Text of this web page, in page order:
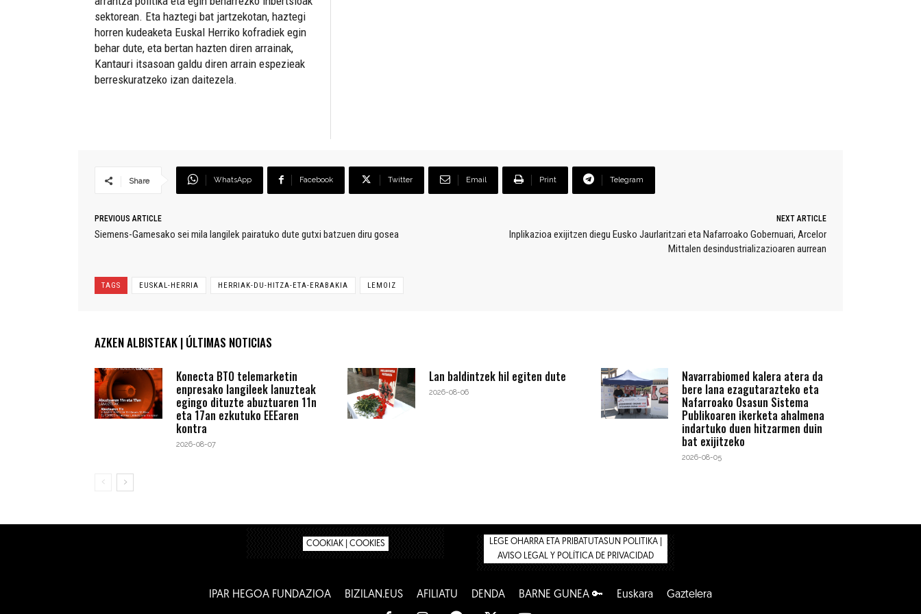
sektorean. Eta haztegi bat jartzekotan, haztegi
horren kudeaketa Euskal Herriko kofradiek egin
behar dute, eta bertan hazten diren arrainak,
Kantauri itsasoan galdu diren arrain espezieak
berreskuratzeko izan daitezela.
Share WhatsApp Facebook Twitter Email Print Telegram
PREVIOUS ARTICLE
Siemens-Gamesako sei mila langilek pairatuko dute gutxi batzuen diru gosea
NEXT ARTICLE
Inplikazioa exijitzen diegu Eusko Jaurlaritzari eta Nafarroako Gobernuari, Arcelor
Mittalen desindustrializazioaren aurrean
TAGS EUSKAL-HERRIA HERRIAK-DU-HITZA-ETA-ERABAKIA LEMOIZ
AZKEN ALBISTEAK | ÚLTIMAS NOTICIAS
Konecta BTO telemarketin
enpresako langileek lanuzteak
egingo dituzte abuztuaren 11n
eta 17an ezkutuko EEEaren
kontra
2026-08-07
Lan baldintzek hil egiten dute
2026-08-06
Navarrabiomed kalera atera da
bere lana ezagutarazteko eta
Nafarroako Osasun Sistema
Publikoaren ikerketa ahalmena
indartuko duen hitzarmen duin
bat exijitzeko
2026-08-05
COOKIAK | COOKIES
LEGE OHARRA ETA PRIBATUTASUN POLITIKA |
AVISO LEGAL Y POLÍTICA DE PRIVACIDAD
IPAR HEGOA FUNDAZIOA BIZILAN.EUS AFILIATU DENDA BARNE GUNEA 🔑 Euskara Gaztelera